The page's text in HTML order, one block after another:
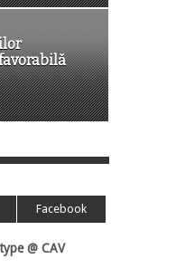
Facebook
@ CAV